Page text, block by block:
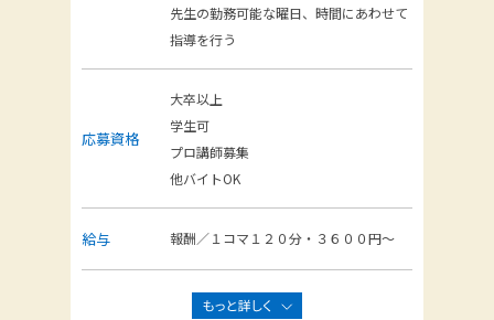
先生の勤務可能な曜日、時間にあわせて
指導を行う
応募資格
大卒以上
学生可
プロ講師募集
他バイトOK
給与 報酬／１コマ１２０分・３６００円～